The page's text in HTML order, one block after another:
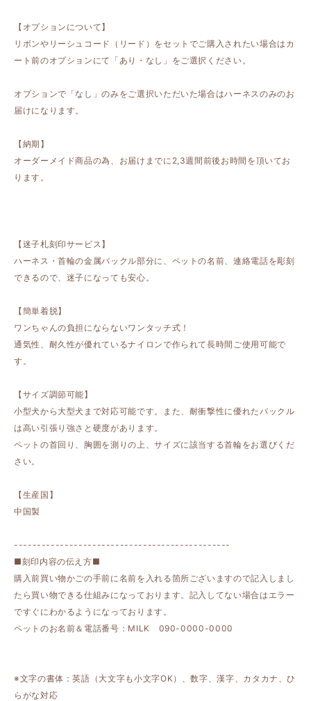
【オプションについて】
リボンやリーシュコード（リード）をセットでご購入されたい場合はカ
ート前のオプションにて「あり・なし」をご選択ください。
オプションで「なし」のみをご選択いただいた場合はハーネスのみのお
届けになります。
【納期】
オーダーメイド商品の為、お届けまでに2,3週間前後お時間を頂いてお
ります。
【迷子札刻印サービス】
ハーネス・首輪の金属バックル部分に、ペットの名前、連絡電話を彫刻
できるので、迷子になっても安心。
【簡単着脱】
ワンちゃんの負担にならないワンタッチ式！
通気性、耐久性が優れているナイロンで作られて長時間ご使用可能で
す。
【サイズ調節可能】
小型犬から大型犬まで対応可能です。また、耐衝撃性に優れたバックル
は高い引張り強さと硬度があります。
ペットの首回り、胸囲を測りの上、サイズに該当する首輪をお選びくだ
さい。
【生産国】
中国製
-----------------------------------------------
■刻印内容の伝え方■
購入前買い物かごの手前に名前を入れる箇所ございますので記入しまし
たら買い物できる仕組みになっております。記入してない場合はエラー
ですぐにわかるようになっております。
ペットのお名前＆電話番号：MILK 090-0000-0000
※文字の書体：英語（大文字も小文字OK）、数字、漢字、カタカナ、ひ
らがな対応